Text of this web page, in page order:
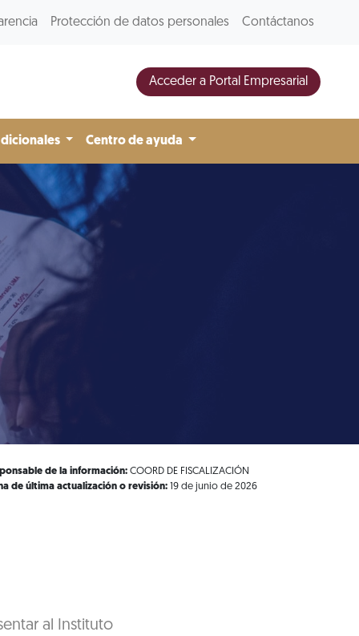
Protección de datos personales Contáctanos
Acceder a Portal Empresarial
Centro de ayuda
de la información: COORD DE FISCALIZACIÓN
de última actualización o revisión: 19 de junio de 2026
al Instituto